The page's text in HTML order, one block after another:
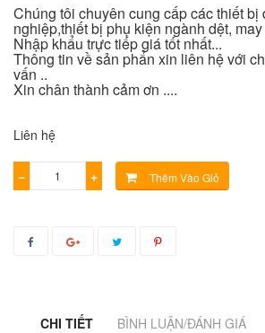
Chúng tôi chuyên cung cấp các thiết bị
nghiệp,thiết bị phụ kiện ngành dệt, may
Nhập khẩu trực tiếp giá tốt nhất...
Thông tin về sản phẩn xin liên hệ với
vấn ..
Xin chân thành cảm ơn ....
Liên hệ
− + Thêm Vào Giỏ
CHI TIẾT BÌNH LUẬN/ĐÁNH GIÁ